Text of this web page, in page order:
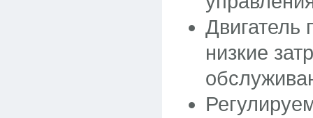
Двигатель
низкие